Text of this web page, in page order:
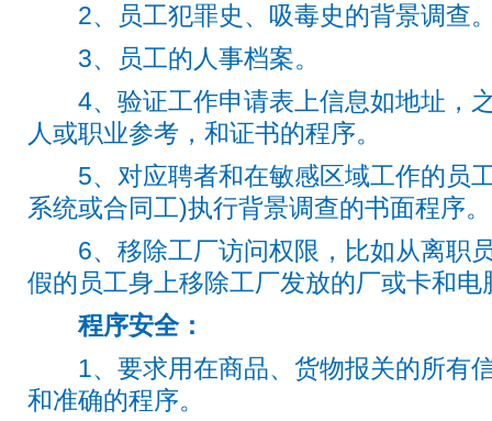
2、员工犯罪史、吸毒史的背景调查
3、员工的人事档案。
4、验证工作申请表上信息如地址，
人或职业参考，和证书的程序。
5、对应聘者和在敏感区域工作的员
系统或合同工)执行背景调查的书面程序。
6、移除工厂访问权限，比如从离职
假的员工身上移除工厂发放的厂或卡和
程序安全：
1、要求用在商品、货物报关的所有
和准确的程序。